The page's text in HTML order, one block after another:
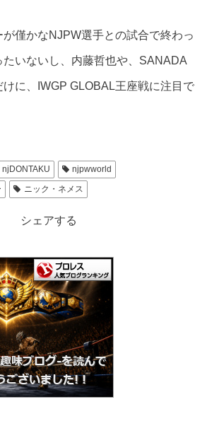
僅かなNJPW選手との試合で終わっ
たいないし、内藤哲也や、SANADA
に、IWGP GLOBAL王座戦に注目で
njDONTAKU
njpwworld
ニック・ネメス
シェアする